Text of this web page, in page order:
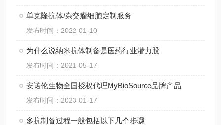
单克隆抗体/杂交瘤细胞定制服务
发布时间：2022-01-10
为什么说纳米抗体制备是医药行业潜力股
发布时间：2021-05-17
安诺伦生物全国授权代理MyBioSource品牌产品
发布时间：2023-01-17
多抗制备过程一般包括以下几个步骤